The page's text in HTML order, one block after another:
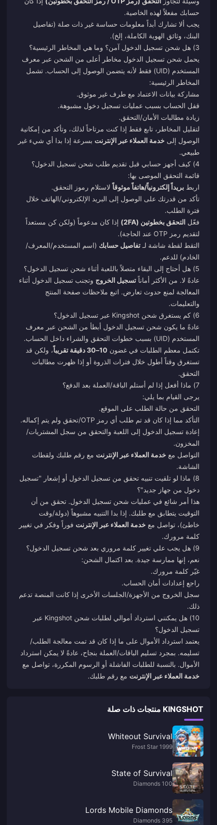
حسابك مفعلاً لهذه الخاصية.
يجب ألا تشارك أبداً معلومات حساسة غير ذات صلة (تفاصيل
البنك، وثائق الهوية الكاملة، إلخ).
3) هل شحن تسجيل الدخول آمن؟ وما هي المخاطر الرئيسية؟
يحمل شحن تسجيل الدخول مخاطر أعلى من الشحن عبر معرف
المستخدم (UID) فقط لأنه يتضمن الوصول إلى الحساب. تشمل
المخاطر الرئيسية:
مشاركة بيانات الاعتماد مع طرف غير موثوق.
قفل الحساب بسبب عمليات تسجيل دخول مشبوهة.
زيادة مطالبات الأمان/التحقق.
لتقليل المخاطر، تابع فقط إذا كنت مرتاحاً لذلك، وتأكد من إمكانية
الوصول إلى خدمة العملاء عبر الإنترنت بسرعة إذا بدا أي شيء غير
طبيعي.
4) كيف أجهز حسابي قبل تقديم طلب شحن تسجيل الدخول؟
قائمة التحقق الموصى بها:
اربط بريداً إلكترونياً/هاتفاً موثوقاًلاستلام رموز التحقق.
تأكد من قدرتك على الوصول إلى البريد الإلكتروني/الهاتف خلال
فترة الطلب.
فعّل التحقق بخطوتين (2FA)
إذا كان مدعوماً (ولكن كن مستعداً
لتقديم رمز OTP عند الحاجة).
التقط لقطة شاشة لـ تفاصيل حسابك (اسم المستخدم/المعرف/
الخادم) للدعم.
5) هل أحتاج إلى البقاء متصلاً باللعبة أثناء شحن تسجيل الدخول؟
عادةً لا. من الأكثر أماناًتسجيل الخروج وتجنب تسجيل الدخول أثناء
المعالجة لمنع حدوث تعارض. اتبع ملاحظات صفحة المنتج
والتعليمات.
6) كم يستغرق شحن Kingshot عبر تسجيل الدخول؟
عادةً ما يكون شحن تسجيل الدخول أبطأ من الشحن عبر معرف
المستخدم (UID) بسبب خطوات التحقق والشراء داخل الحساب.
تكتمل معظم الطلبات في غضون 10–30 دقيقة تقريباً
، ولكن قد
تستغرق وقتاً أطول خلال فترات الذروة أو إذا ظهرت مطالبات
التحقق.
7) ماذا أفعل إذا لم أستلم الباقة/العملة بعد الدفع؟
يرجى القيام بما يلي:
التحقق من حالة الطلب على الموقع.
التأكد مما إذا كان قد تم طلب أي رمز OTP/تحقق ولم يتم إكماله.
إعادة تسجيل الدخول إلى اللعبة والتحقق من سجل المشتريات/
المخزون.
التواصل مع خدمة العملاء عبر الإنترنت مع رقم طلبك ولقطات
الشاشة.
8) ماذا لو تلقيت تنبيه تحقق من تسجيل الدخول أو إشعار "تسجيل
دخول من جهاز جديد"؟
هذا أمر شائع في عمليات شحن تسجيل الدخول. تحقق من أن
التوقيت يتطابق مع طلبك. إذا بدا التنبيه مشبوهاً (دولة/وقت
خاطئ)، تواصل مع خدمة العملاء عبر الإنترنت فوراً وفكر في تغيير
كلمة مرورك.
9) هل يجب علي تغيير كلمة مروري بعد شحن تسجيل الدخول؟
نعم، إنها ممارسة جيدة. بعد اكتمال الشحن:
غيّر كلمة مرورك.
راجع إعدادات أمان الحساب.
سجل الخروج من الأجهزة/الجلسات الأخرى إذا كانت المنصة تدعم
ذلك.
10) هل يمكنني استرداد أموالي لطلبات شحن Kingshot عبر
تسجيل الدخول؟
يعتمد استرداد الأموال على ما إذا كان قد تمت معالجة الطلب/
تسليمه. بمجرد تسليم الباقات/العملة بنجاح، عادةً لا يمكن استرداد
الأموال. بالنسبة للطلبات الفاشلة أو الرسوم المكررة، تواصل مع
خدمة العملاء عبر الإنترنت مع رقم طلبك.
KINGSHOT منتجات ذات صلة
Whiteout Survival
1999 Frost Star
State of Survival
100 Diamonds
Lords Mobile Diamonds
395 Diamonds